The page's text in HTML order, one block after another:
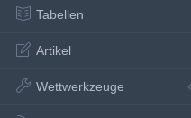
Tabellen
Artikel
Wettwerkzeuge